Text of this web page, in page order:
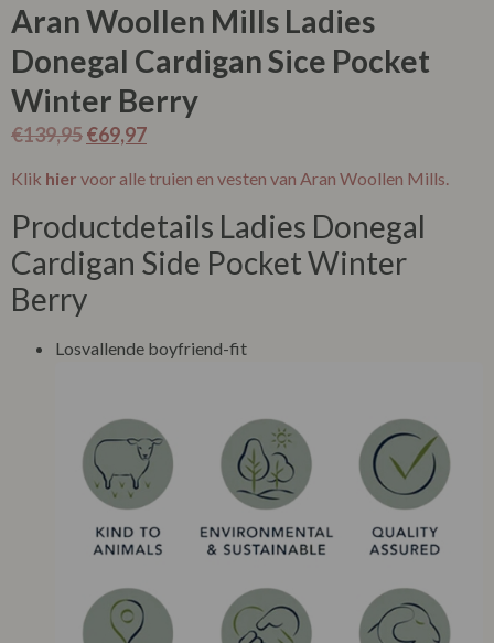
Aran Woollen Mills Ladies
Donegal Cardigan Sice Pocket
Winter Berry
€139,95€69,97
Klik hier voor alle truien en vesten van Aran Woollen Mills.
Productdetails Ladies Donegal
Cardigan Side Pocket Winter
Berry
Losvallende boyfriend-fit